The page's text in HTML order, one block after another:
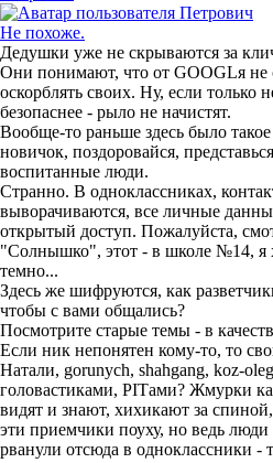
Не похоже.
Дедушки уже не скрываются за
Они понимают, что от GOOGLя не
оскорблять своих. Ну, если
безопаснее - рыло не начистят.
Вообще-то раньше здесь было
новичок, поздоровайся,
воспитанные люди.
Странно. В одноклассниках,
выворачиваются, все личные
открытый доступ. Пожалуйста,
"Солнышко", этот - в школе №14, я
темно...
Здесь же шифруются, как
чтобы с вами общались?
Посмотрите старые темы - в
Если ник непонятен кому-то, то
Натали, gorunych, shahgang, koz-
головастиками, PITами? Жмурки
видят и знают, хихикают за
эти приемчики поуху, но ведь
рванули отсюда в одноклассники -